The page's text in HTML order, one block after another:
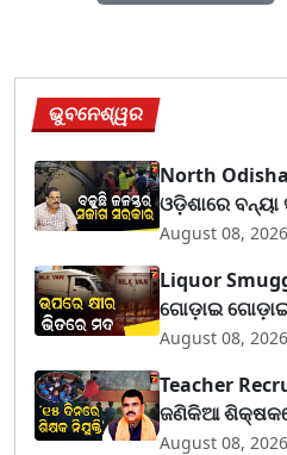
ଭୁବନେଶ୍ୱର
North
ଓଡ଼ିଶାରେ ବନ୍ୟା
August 08, 2026
Liquor
ଗୋଡ଼ାଇ
August 08, 2026
Teacher
ଜଣିକିଆ
August 08, 2026